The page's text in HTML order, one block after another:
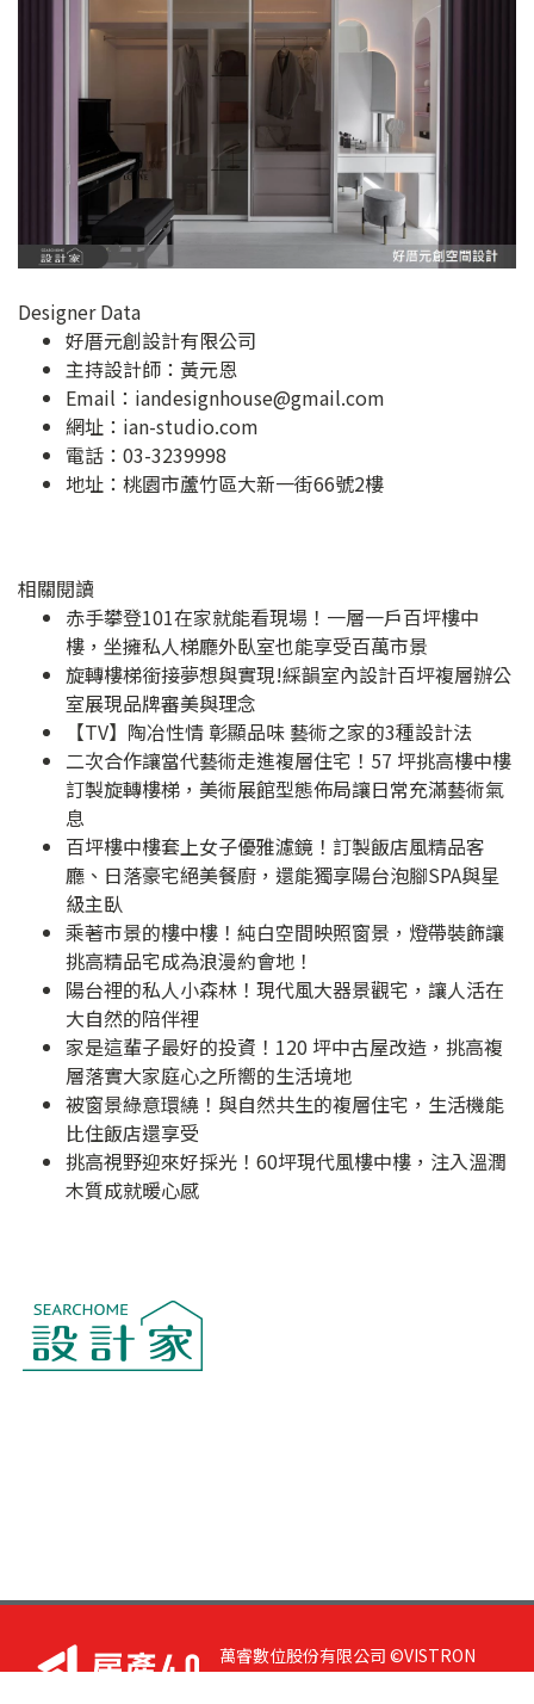
Designer Data
好厝元創設計有限公司
主持設計師：黃元恩
Email： iandesignhouse@gmail.com
網址： ian-studio.com
電話：03-3239998
地址： 桃園市蘆竹區大新一街66號2樓
相關閱讀
赤手攀登101在家就能看現場！一層一戶百坪樓中
樓，坐擁私人梯廳外臥室也能享受百萬市景
旋轉樓梯銜接夢想與實現!綵韻室內設計百坪複層辦公
室展現品牌審美與理念
【TV】陶冶性情 彰顯品味 藝術之家的3種設計法
二次合作讓當代藝術走進複層住宅！57 坪挑高樓中樓
訂製旋轉樓梯，美術展館型態佈局讓日常充滿藝術氣
息
百坪樓中樓套上女子優雅濾鏡！訂製飯店風精品客
廳、日落豪宅絕美餐廚，還能獨享陽台泡腳SPA與星
級主臥
乘著市景的樓中樓！純白空間映照窗景，燈帶裝飾讓
挑高精品宅成為浪漫約會地！
陽台裡的私人小森林！現代風大器景觀宅，讓人活在
大自然的陪伴裡
家是這輩子最好的投資！120 坪中古屋改造，挑高複
層落實大家庭心之所嚮的生活境地
被窗景綠意環繞！與自然共生的複層住宅，生活機能
比住飯店還享受
挑高視野迎來好採光！60坪現代風樓中樓，注入溫潤
木質成就暖心感
萬睿數位股份有限公司 ©VISTRON